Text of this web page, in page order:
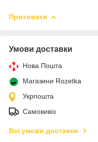
Приховати
Умови доставки
Нова Пошта
Магазини Rozetka
Укрпошта
Самовивіз
Всі умови доставки